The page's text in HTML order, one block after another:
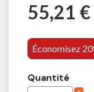
55,21 €
Économisez
Quantité